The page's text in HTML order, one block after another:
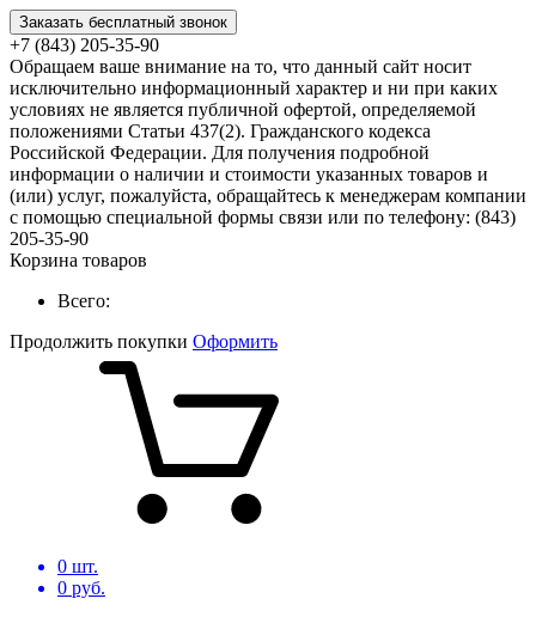
Заказать бесплатный звонок
+7 (843) 205-35-90
Обращаем ваше внимание на то, что данный сайт носит
исключительно информационный характер и ни при каких
условиях не является публичной офертой, определяемой
положениями Статьи 437(2). Гражданского кодекса
Российской Федерации. Для получения подробной
информации о наличии и стоимости указанных товаров и
(или) услуг, пожалуйста, обращайтесь к менеджерам компании
с помощью специальной формы связи или по телефону: (843)
205-35-90
Корзина товаров
Всего:
Продолжить покупки Оформить
0 шт.
0 руб.